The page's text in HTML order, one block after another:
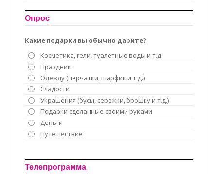
Опрос
Какие подарки вы обычно дарите?
Косметика, гели, туалетные воды и т.д
Праздник
Одежду (перчатки, шарфик и т.д.)
Сладости
Украшения (бусы, сережки, брошку и т.д.)
Подарки сделанные своими руками
Деньги
Путешествие
Телепрограмма